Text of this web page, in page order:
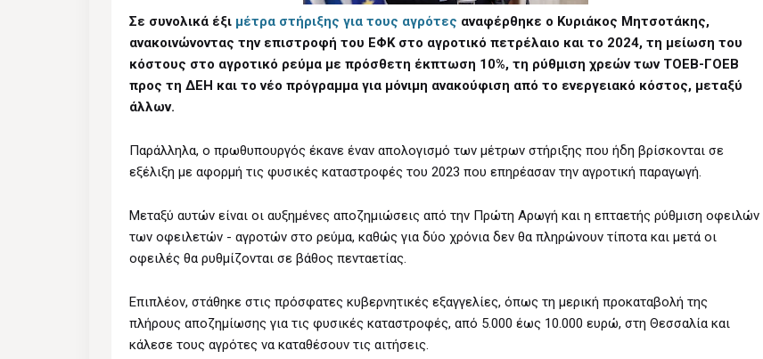
Σε συνολικά έξι μέτρα στήριξης για τους αγρότες αναφέρθηκε ο Κυριάκος Μητσοτάκης,
ανακοινώνοντας την επιστροφή του ΕΦΚ στο αγροτικό πετρέλαιο και το 2024, τη μείωση του
κόστους στο αγροτικό ρεύμα με πρόσθετη έκπτωση 10%, τη ρύθμιση χρεών των ΤΟΕΒ-ΓΟΕΒ
προς τη ΔΕΗ και το νέο πρόγραμμα για μόνιμη ανακούφιση από το ενεργειακό κόστος, μεταξύ
άλλων.
Παράλληλα, ο πρωθυπουργός έκανε έναν απολογισμό των μέτρων στήριξης που ήδη βρίσκονται σε
εξέλιξη με αφορμή τις φυσικές καταστροφές του 2023 που επηρέασαν την αγροτική παραγωγή.
Μεταξύ αυτών είναι οι αυξημένες αποζημιώσεις από την Πρώτη Αρωγή και η επταετής ρύθμιση οφειλών
των οφειλετών - αγροτών στο ρεύμα, καθώς για δύο χρόνια δεν θα πληρώνουν τίποτα και μετά οι
οφειλές θα ρυθμίζονται σε βάθος πενταετίας.
Επιπλέον, στάθηκε στις πρόσφατες κυβερνητικές εξαγγελίες, όπως τη μερική προκαταβολή της
πλήρους αποζημίωσης για τις φυσικές καταστροφές, από 5.000 έως 10.000 ευρώ, στη Θεσσαλία και
κάλεσε τους αγρότες να καταθέσουν τις αιτήσεις.